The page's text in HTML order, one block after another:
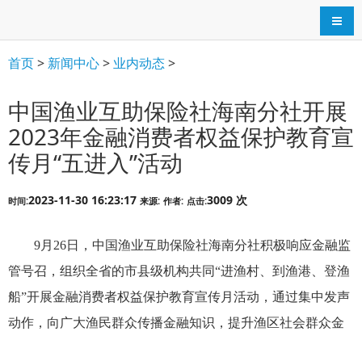
导航
首页> 新闻中心> 业内动态>
中国渔业互助保险社海南分社开展
2023年金融消费者权益保护教育宣
传月“五进入”活动
时间:2023-11-30 16:23:17 来源: 作者: 点击:3009 次
9月26日，中国渔业互助保险社海南分社积极响应金融监
管号召，组织全省的市县级机构共同“进渔村、到渔港、登渔
船”开展金融消费者权益保护教育宣传月活动，通过集中发声
动作，向广大渔民群众传播金融知识，提升渔区社会群众金